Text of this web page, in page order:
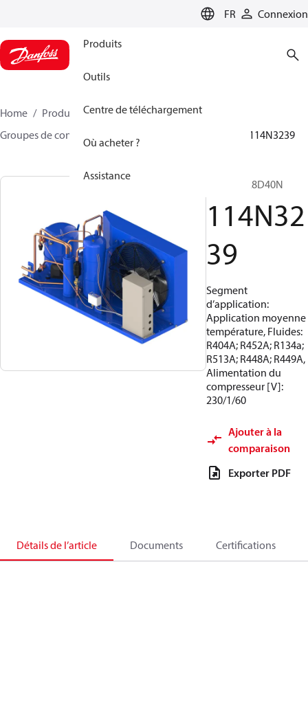
FR Connexion
Produits
Outils
Centre de téléchargement
Où acheter ?
Assistance
Home Produits
Climate Solutions - cooling
Groupes de condensation
114N3239
OP-HJZ028D40N
114N32
39
Segment
d’application:
Application moyenne
température, Fluides:
R404A; R452A; R134a;
R513A; R448A; R449A,
Alimentation du
compresseur [V]:
230/1/60
Ajouter à la
comparaison
Exporter PDF
Détails de l’article Documents Certifications